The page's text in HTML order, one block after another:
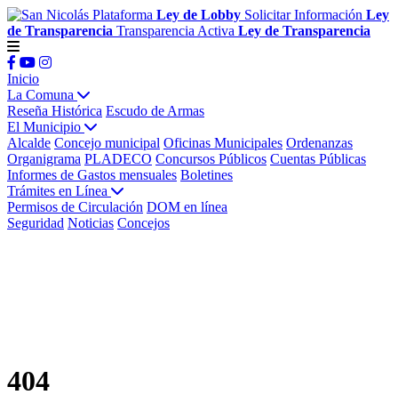
Plataforma Ley de Lobby Solicitar Información Ley
de Transparencia Transparencia Activa Ley de Transparencia
Inicio
La Comuna
Reseña Histórica Escudo de Armas
El Municipio
Alcalde Concejo municipal Oficinas Municipales Ordenanzas
Organigrama PLADECO Concursos Públicos Cuentas Públicas
Informes de Gastos mensuales Boletines
Trámites en Línea
Permisos de Circulación DOM en línea
Seguridad Noticias Concejos
404